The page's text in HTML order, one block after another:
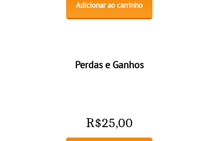
Adicionar ao carrinho
Perdas e Ganhos
R$25,00